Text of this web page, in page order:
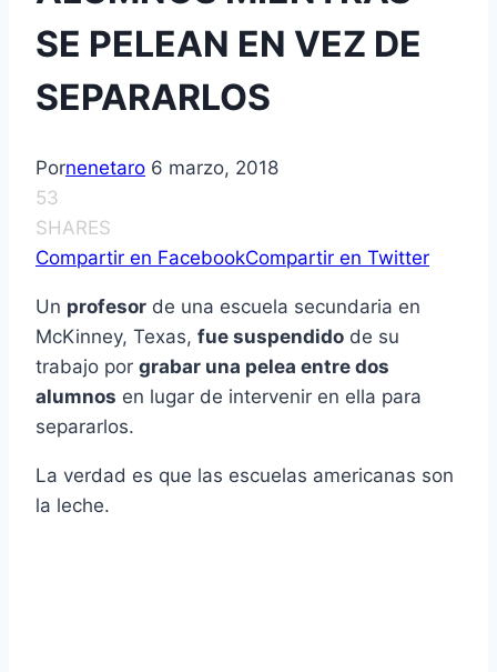
SE PELEAN EN VEZ DE
SEPARARLOS
Pornenetaro 6 marzo, 2018
53
SHARES
Compartir en FacebookCompartir en Twitter
Un profesor de una escuela secundaria en
McKinney, Texas, fue suspendido de su
trabajo por grabar una pelea entre dos
alumnos en lugar de intervenir en ella para
separarlos.
La verdad es que las escuelas americanas son
la leche.